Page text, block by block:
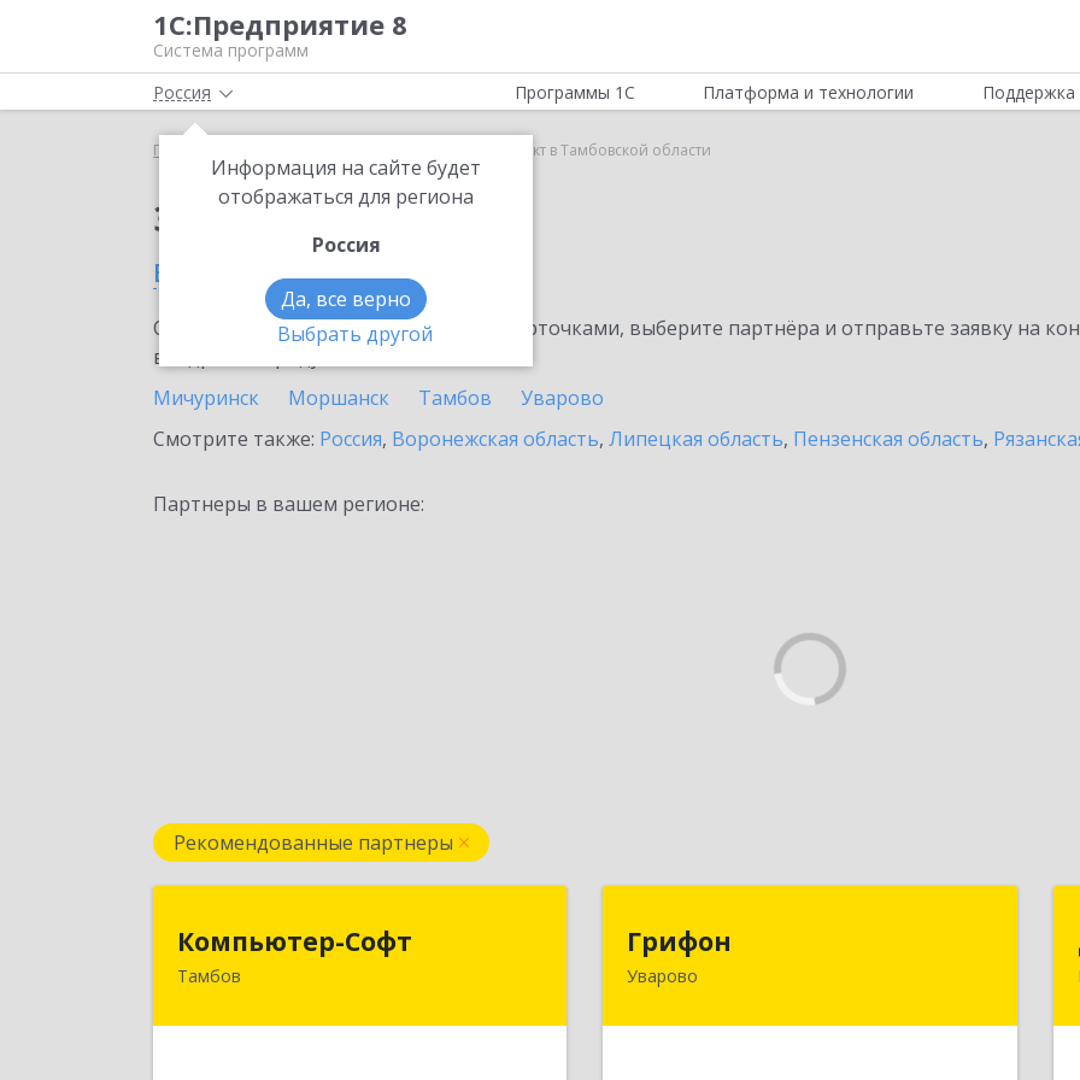
1С:Предприятие 8
Система программ
Россия
Информация на сайте будет
отображаться для региона
Россия
Да, все верно
Выбрать другой
Программы 1С Платформа и технологии Поддержка
Главная 1С-Коннект в Тамбовской области
Заказать 1С-Коннект
в Тамбовской области
Ознакомьтесь с информационными карточками, выберите партнёра и отправьте заявку на
внедрение продукта.
Мичуринск
Моршанск Тамбов
Уварово
Смотрите также: Россия, Воронежская область, Липецкая область, Пензенская область,
Партнеры в вашем регионе:
Рекомендованные партнеры
Компьютер-Софт
Тамбов
Компьютер-Софт
392000, Тамбовская обл, Тамбов г,
Грифон
Уварово
393461, Тамбовская обл, Уварово г,